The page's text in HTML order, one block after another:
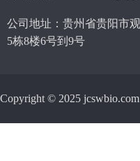
公司地址：贵州省贵阳市
5栋8楼6号到9号
Copyright © 2025